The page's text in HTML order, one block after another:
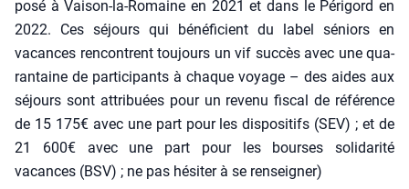
po­sé à Vai­son-la-Romaine en 2021 et dans le Péri­gord en
2022. Ces séjours qui béné­fi­cient du label séniors en
vacances ren­contrent tou­jours un vif suc­cès avec une qua­
ran­taine de par­ti­ci­pants à chaque voyage – des aides aux
séjours sont attri­buées pour un reve­nu fis­cal de réfé­rence
de 15 175€ avec une part pour les dis­po­si­tifs (SEV) ; et de
21 600€ avec une part pour les bourses soli­da­ri­té
vacances (BSV) ; ne pas hési­ter à se ren­sei­gner)